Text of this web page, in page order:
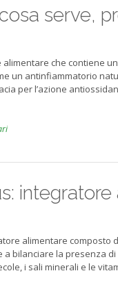
serve,
che contiene
un antinfiammatorio
per l’azione
alimentare composto
bilanciare la presenza
i sali minerali e le